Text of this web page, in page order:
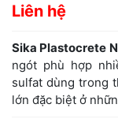
Liên hệ
Sika Plastocrete N
ngót phù hợp
sulfat dùng trong
lớn đặc biệt ở